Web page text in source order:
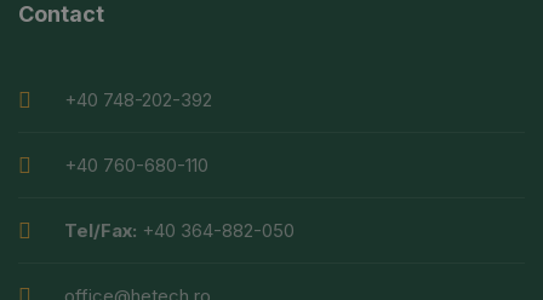
Contact
+40 748-202-392
+40 760-680-110
Tel/Fax: +40 364-882-050